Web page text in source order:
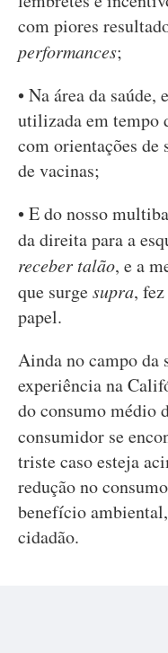
com piores
performances;
• Na área da
utilizada em tempo
com orientações de
de vacinas;
• E do nosso
da direita para a
receber talão, e a
que surgesupra,
papel.
Ainda no campo da
experiência na
do consumo médio
consumidor se
triste caso esteja
redução no
benefício
cidadão.